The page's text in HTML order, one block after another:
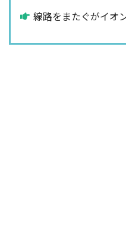
線路をまたぐがイオ